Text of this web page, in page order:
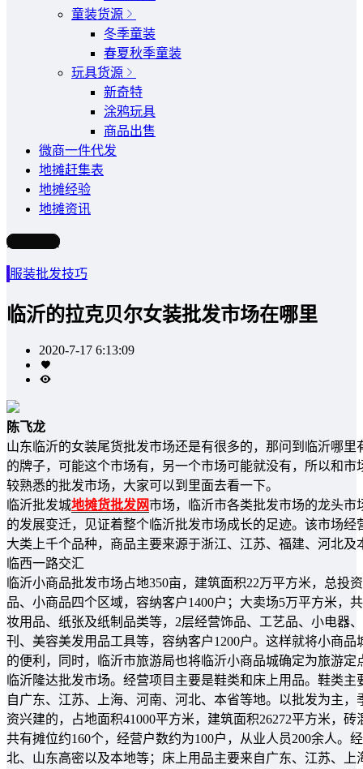
童装货源
冬季童装
春夏秋季童装
玩具货源
新奇特
涂鸦玩具
商品出售
微商一件代发
地摊赶集表
地摊经验
地摊资讯
写文章
服装批发技巧
临沂的拉克贝尔女装批发市场在哪里
2020-7-17 6:13:09
陈飞龙
山东临沂的女装尾货批发市场还是有很多的，那问到临沂哪
的牌子，可能这个市场有，另一个市场可能就没有，所以和
较熟悉的批发市场，大家可以到里面去看一下。
临沂批发城地摊货批发网市场，临沂市各类批发市场的龙头
的发展变迁，见证着整个临沂批发市场成长的足迹。该市场
大类上千个品种，商品主要来源于浙江、江苏、福建、河北
临西一路交汇
临沂小商品批发市场占地350亩，建筑面积22万平方米，总投
品、小商品四个区域，容纳客户1400户；大卖场5万平方米，
妆用品、纸张及纸制品类等，2层经营饰品、工艺品、小电器
刊、美容美发用品工具等，容纳客户1200户。这样就将小商
的便利，同时，临沂市旅游局也将临沂小商品城确定为旅游
临沂隆达批发市场。经营项目主要是鞋类和床上用品。鞋类
自广东、江苏、上海、河南、河北、本省等地。以批发为主
资兴建的，占地面积41000平方米，建筑面积26272平方米，
共有摊位约160个，经营户数约为100户，从业人员200余人
北、山东高密以及本地等；床上用品主要来自广东、江苏、